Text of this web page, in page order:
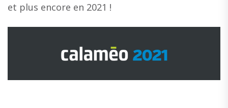
et plus encore en 2021 !